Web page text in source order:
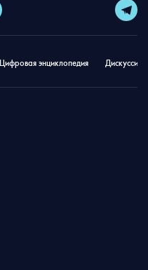
Цифровая энциклопедия